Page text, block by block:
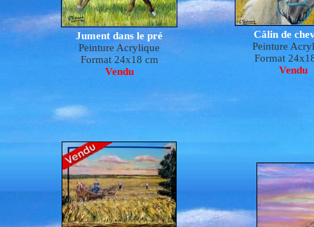
Jument dans le pré
Peinture Acrylique
Format 24x18 cm
Vendu
Câlin de
Peinture
Format
Vendu